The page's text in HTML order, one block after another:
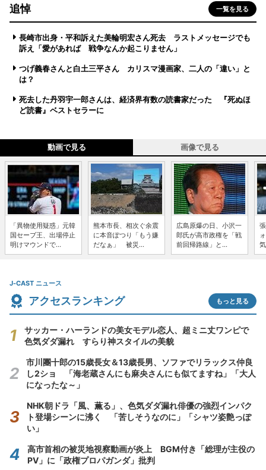
追悼 一覧を見る
長崎市出身・平和訴えた美輪明宏さん死去 ラストメッセージでも
訴え「愛があれば 戦争なんか起こりません」
つげ義春さんと白土三平さん カリスマ漫画家、二人の「違い」と
は？
死去した丹羽宇一郎さんは、経済界有数の読書家だった 『死ぬほ
ど読書』ベストセラーに
動画で見る 画像で見る
「異物使用疑惑」元韓
国セーブ王、出場停止
明けマウンドで...
熊本市長、相次ぐ余震
に本音ぽつり「もう嫌
だなぁ」 被災...
広島原爆の日、小沢一
郎氏が高市政権を「戦
前回帰路線」と...
J-CAST ニュース
アクセスランキング もっと見る
サッカー・ハーランドの美女モデル恋人、超ミニ丈ワンピで
色気ダダ漏れ すらり神スタイルの美貌
市川團十郎の15歳長女＆13歳長男、ソファでリラックス仲良
し2ショ 「海老蔵さんにも麻央さんにも似てますね」「大人
になったな～」
NHK朝ドラ「風、薫る」、色気ダダ漏れ俳優の強烈インパク
ト登場シーンに沸く 「苦しそうなのに」「シャツ姿艶っぽ
い」
高市首相の被災地視察動画が炎上 BGM付き「総理が主役の
PV」に「政権プロパガンダ」批判